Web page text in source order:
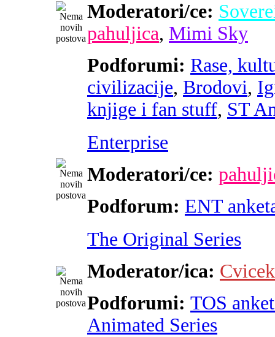
Moderatori/ce:
pahuljica, Mimi Sky
Podforumi: Rase,
civilizacije, Brodovi,
knjige i fan stuff, ST
Enterprise
Moderatori/ce:
Podforum: ENT
The Original Series
Moderator/ica: Cvicek
Podforumi: TOS
Animated Series